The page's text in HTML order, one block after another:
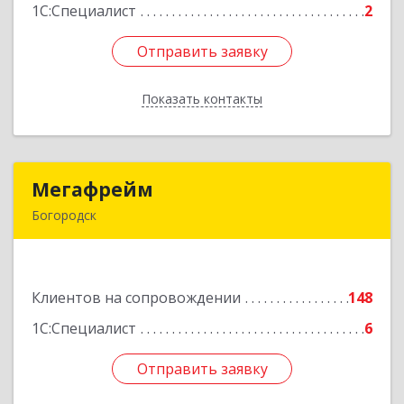
1С:Специалист 2
Отправить заявку
Показать контакты
Отправить заявку
Назад
Мегафрейм
Богородск
Клиентов на сопровождении
148
1С:Специалист
6
Отправить заявку
Подробнее
Отправить заявку